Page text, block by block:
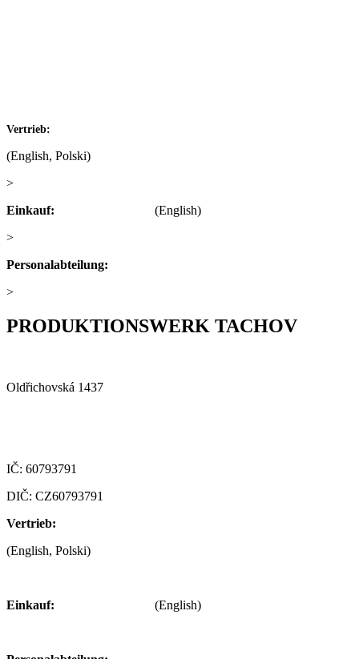
Vertrieb:
(English, Polski)
>
Einkauf:
(English)
>
Personalabteilung:
>
PRODUKTIONSWERK TACHOV​
Oldřichovská 1437
IČ: 60793791
DIČ: CZ60793791
Vertrieb:
(English, Polski)
Einkauf:
(English)